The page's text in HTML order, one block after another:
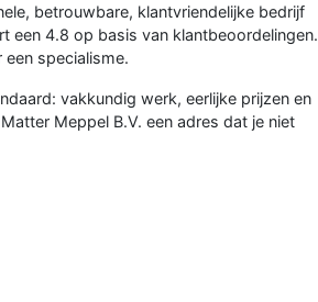
betrouwbare, klantvriendelijke bedrijf
een 4.8 op basis van klantbeoordelingen.
specialisme.
vakkundig werk, eerlijke prijzen en
Meppel B.V. een adres dat je niet